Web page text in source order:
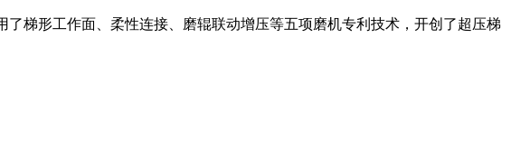
梯形工作面、柔性连接、磨辊联动增压等五项磨机专利技术，开创了超压梯